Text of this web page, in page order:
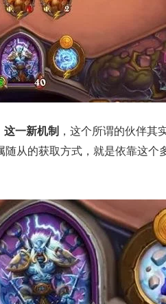
一新机制 ，这个所谓的伙伴其
从的获取方式，就是依靠这个